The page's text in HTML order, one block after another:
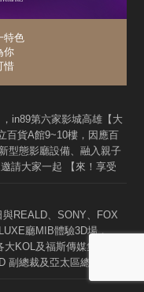
特色
你
惜
in89第六家影城高雄【大
百貨A館9~10樓，因應百
型態影廳設備、融入親子
請大家一起 【來！享受
REALD、SONY、FOX
廳MIB體驗3D場，
KOL及福斯傳媒集團 資
副總裁及亞太區總經理 陳
灣分公司總經理 余卜康